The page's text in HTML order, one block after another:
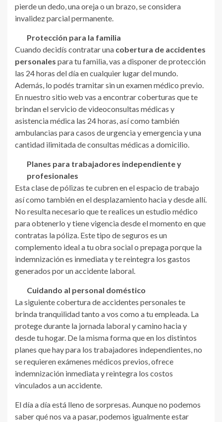
pierde un dedo, una oreja o un brazo, se considera
invalidez parcial permanente.
Protección para la familia
Cuando decidís contratar una cobertura de accidentes
personales para tu familia, vas a disponer de protección
las 24 horas del día en cualquier lugar del mundo.
Además, lo podés tramitar sin un examen médico previo.
En nuestro sitio web vas a encontrar coberturas que te
brindan el servicio de videoconsultas médicas y
asistencia médica las 24 horas, así como también
ambulancias para casos de urgencia y emergencia y una
cantidad ilimitada de consultas médicas a domicilio.
Planes para trabajadores independiente y
profesionales
Esta clase de pólizas te cubren en el espacio de trabajo
así como también en el desplazamiento hacia y desde allí.
No resulta necesario que te realices un estudio médico
para obtenerlo y tiene vigencia desde el momento en que
contratas la póliza. Este tipo de seguros es un
complemento ideal a tu obra social o prepaga porque la
indemnización es inmediata y te reintegra los gastos
generados por un accidente laboral.
Cuidando al personal doméstico
La siguiente cobertura de accidentes personales te
brinda tranquilidad tanto a vos como a tu empleada. La
protege durante la jornada laboral y camino hacia y
desde tu hogar. De la misma forma que en los distintos
planes que hay para los trabajadores independientes, no
se requieren exámenes médicos previos, ofrece
indemnización inmediata y reintegra los costos
vinculados a un accidente.
El día a día está lleno de sorpresas. Aunque no podemos
saber qué nos va a pasar, podemos igualmente estar